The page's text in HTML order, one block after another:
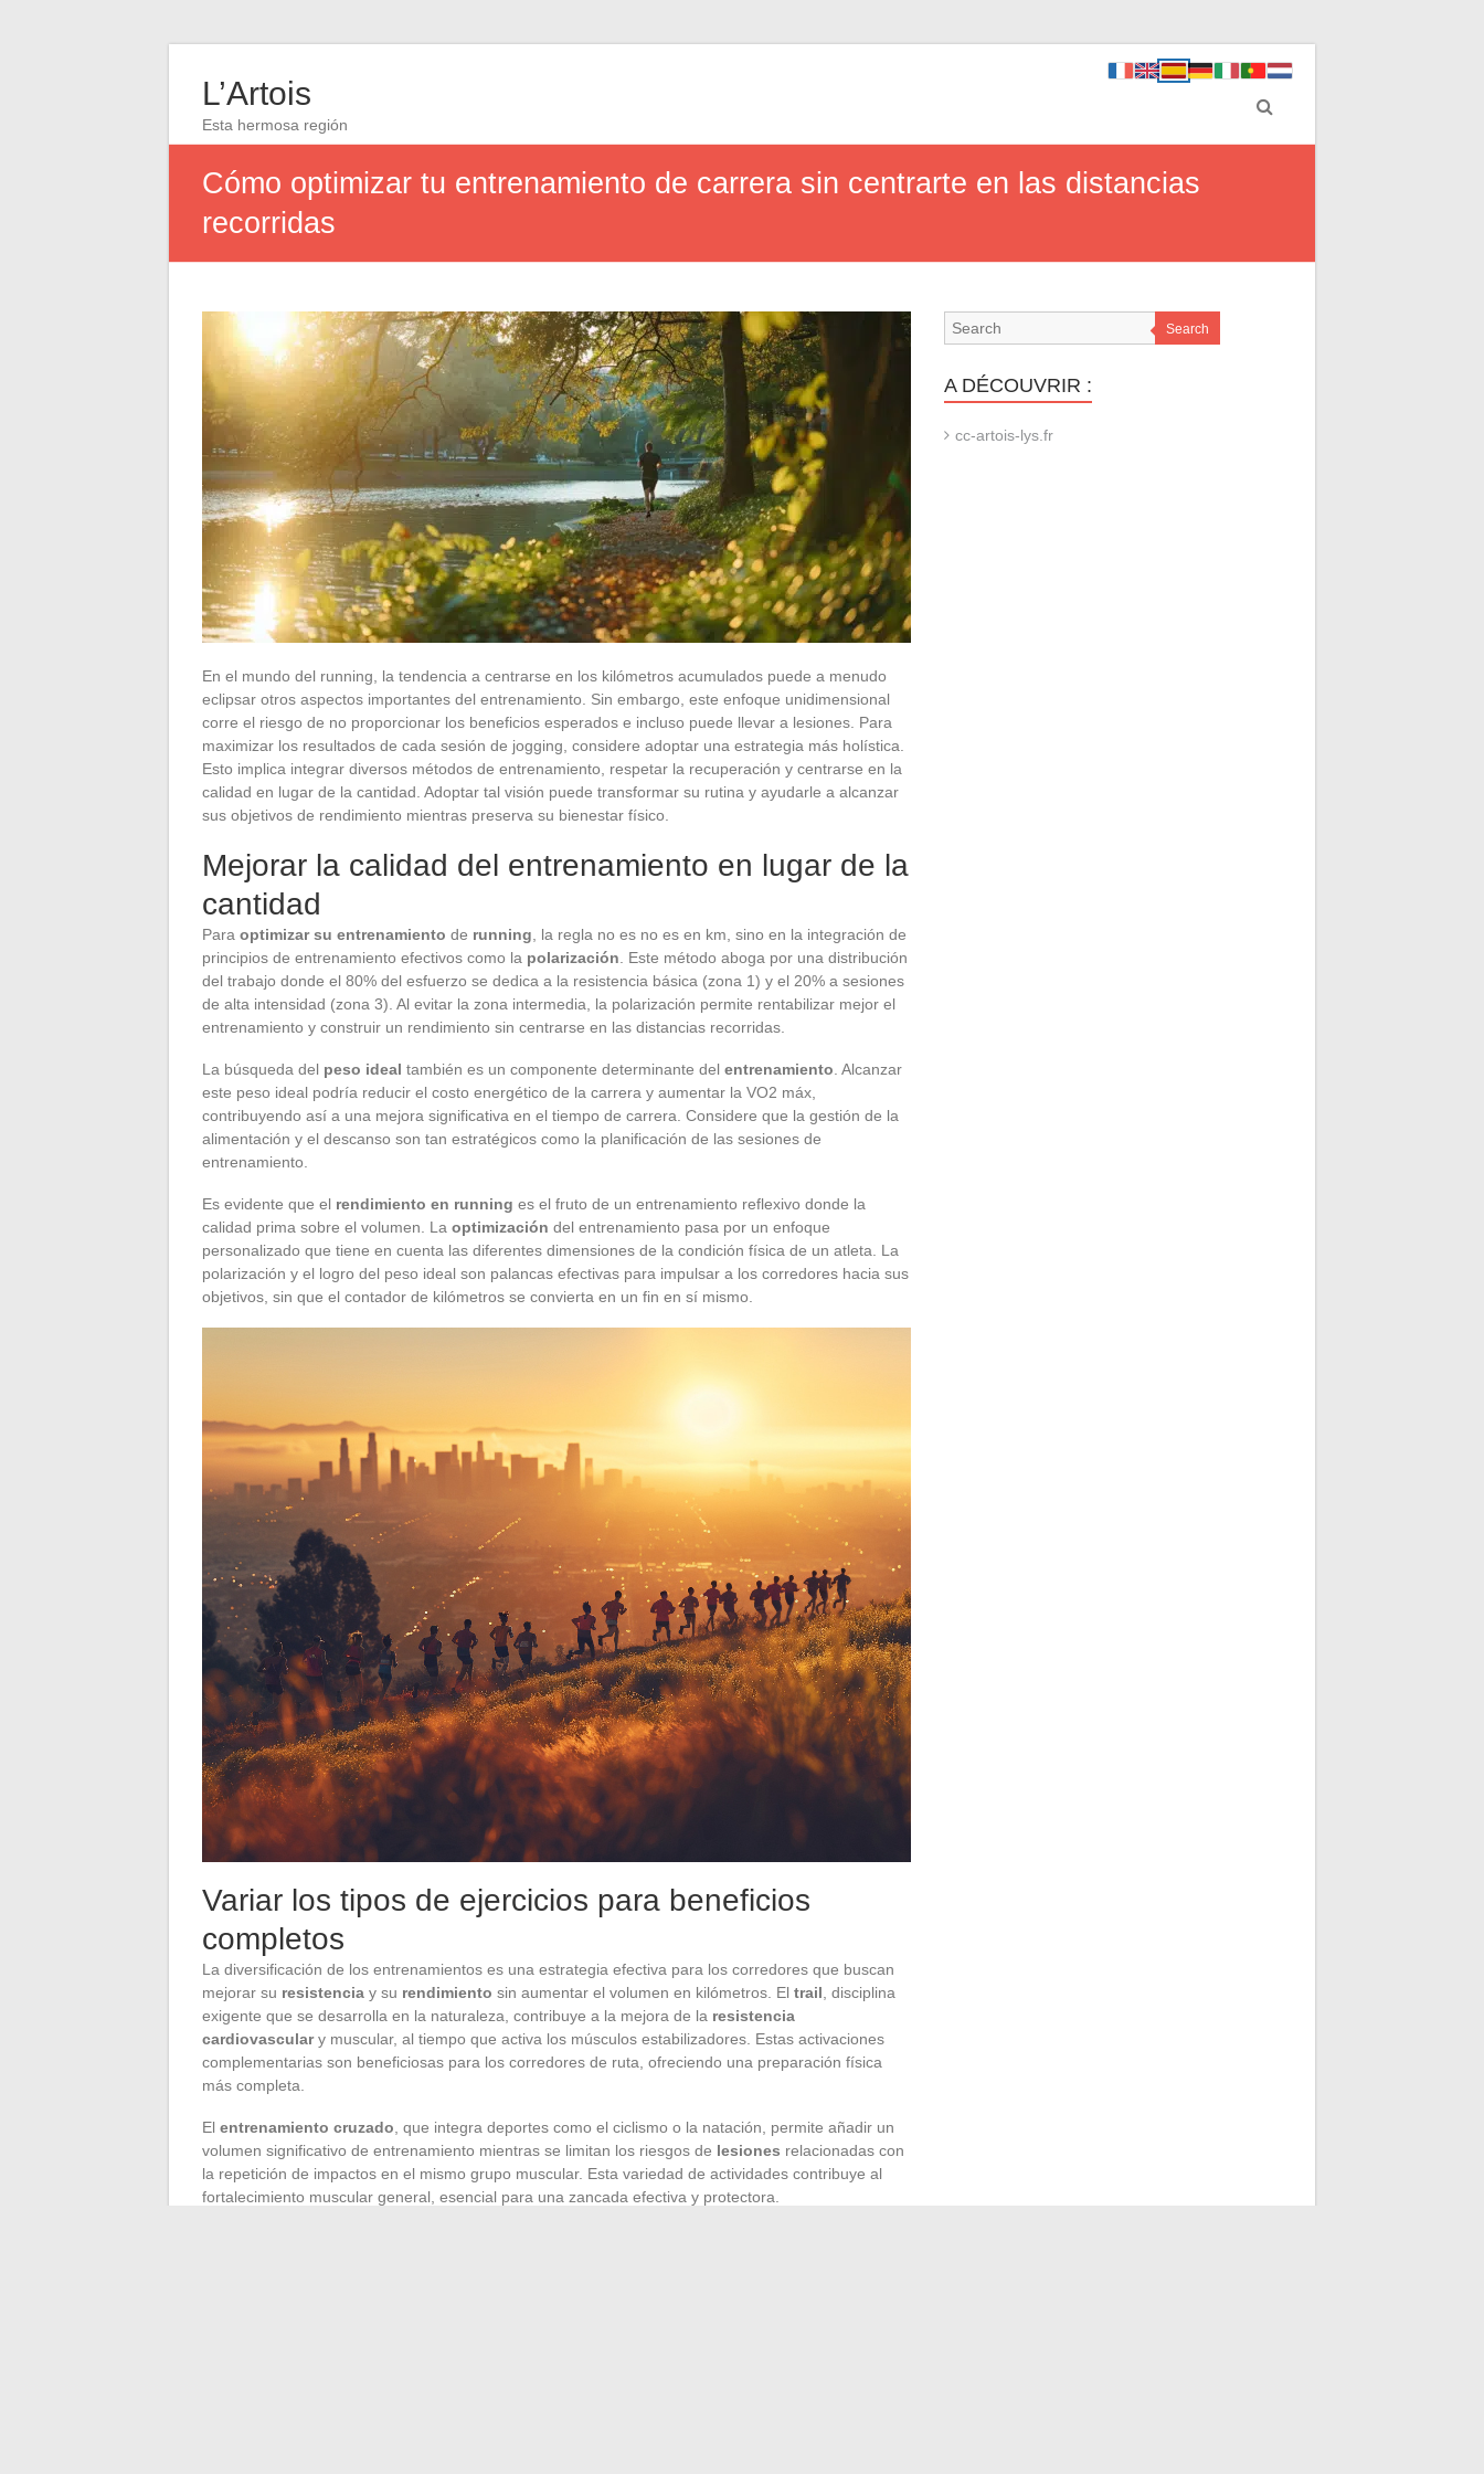
L’Artois
Esta hermosa región
Cómo optimizar tu entrenamiento de carrera sin centrarte en las distancias
recorridas
En el mundo del running, la tendencia a centrarse en los kilómetros acumulados puede a menudo
eclipsar otros aspectos importantes del entrenamiento. Sin embargo, este enfoque unidimensional
corre el riesgo de no proporcionar los beneficios esperados e incluso puede llevar a lesiones. Para
maximizar los resultados de cada sesión de jogging, considere adoptar una estrategia más holística.
Esto implica integrar diversos métodos de entrenamiento, respetar la recuperación y centrarse en la
calidad en lugar de la cantidad. Adoptar tal visión puede transformar su rutina y ayudarle a alcanzar
sus objetivos de rendimiento mientras preserva su bienestar físico.
Mejorar la calidad del entrenamiento en lugar de la
cantidad
Para optimizar su entrenamiento de running , la regla no es no es en km, sino en la integración de
principios de entrenamiento efectivos como la polarización . Este método aboga por una distribución
del trabajo donde el 80% del esfuerzo se dedica a la resistencia básica (zona 1) y el 20% a sesiones
de alta intensidad (zona 3). Al evitar la zona intermedia, la polarización permite rentabilizar mejor el
entrenamiento y construir un rendimiento sin centrarse en las distancias recorridas.
La búsqueda del peso ideal también es un componente determinante del entrenamiento . Alcanzar
este peso ideal podría reducir el costo energético de la carrera y aumentar la VO2 máx,
contribuyendo así a una mejora significativa en el tiempo de carrera. Considere que la gestión de la
alimentación y el descanso son tan estratégicos como la planificación de las sesiones de
entrenamiento.
Es evidente que el rendimiento en running es el fruto de un entrenamiento reflexivo donde la
calidad prima sobre el volumen. La optimización del entrenamiento pasa por un enfoque
personalizado que tiene en cuenta las diferentes dimensiones de la condición física de un atleta. La
polarización y el logro del peso ideal son palancas efectivas para impulsar a los corredores hacia sus
objetivos, sin que el contador de kilómetros se convierta en un fin en sí mismo.
Variar los tipos de ejercicios para beneficios
completos
La diversificación de los entrenamientos es una estrategia efectiva para los corredores que buscan
mejorar su resistencia y su rendimiento sin aumentar el volumen en kilómetros. El trail , disciplina
exigente que se desarrolla en la naturaleza, contribuye a la mejora de la resistencia
cardiovasculary muscular, al tiempo que activa los músculos estabilizadores. Estas activaciones
complementarias son beneficiosas para los corredores de ruta, ofreciendo una preparación física
más completa.
El entrenamiento cruzado , que integra deportes como el ciclismo o la natación, permite añadir un
volumen significativo de entrenamiento mientras se limitan los riesgos de lesiones relacionadas con
la repetición de impactos en el mismo grupo muscular. Esta variedad de actividades contribuye al
fortalecimiento muscular general, esencial para una zancada efectiva y protectora.
Search
A DÉCOUVRIR :
cc-artois-lys.fr